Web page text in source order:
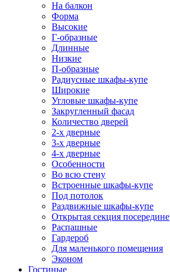
На балкон
Форма
Высокие
Г-образные
Длинные
Низкие
П-образные
Радиусные шкафы-купе
Широкие
Угловые шкафы-купе
Закругленный фасад
Количество дверей
2-х дверные
3-х дверные
4-х дверные
Особенности
Во всю стену
Встроенные шкафы-купе
Под потолок
Раздвижные шкафы-купе
Открытая секция посередине
Распашные
Гардероб
Для маленького помещения
Эконом
Гостиные